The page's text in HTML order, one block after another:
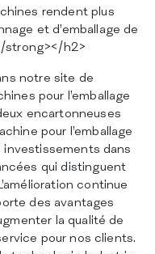
rendent plus
et d’emballage de
strong></h2>
notre site de
pour l’emballage
encartonneuses
pour l’emballage
dans
qui distinguent
continue
des avantages
la qualité de
pour nos clients.